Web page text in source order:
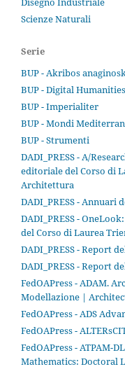
Scienze Naturali
Serie
BUP - Akribos
BUP - Digital Humanities
BUP - Imperialiter
BUP - Mondi
BUP - Strumenti
DADI_PRESS - A/
editoriale del Corso di
Architettura
DADI_PRESS -
DADI_PRESS -
del Corso di Laurea
DADI_PRESS - Report
DADI_PRESS - Report
FedOAPress - ADAM.
Modellazione |
FedOAPress - ADS
FedOAPress -
FedOAPress - ATPAM-
Mathematics: Doctoral